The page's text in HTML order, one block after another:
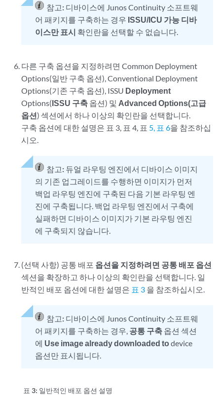
참고: 디바이스에 Junos Continuity 소프트웨
어 패키지를 구축하는 경우 ISSU/ICU 가능 디바
이스만 표시 확인란을 선택할 수 없습니다.
다른 구축 옵션을 지정하려면 Common Deployment
Options(일반 구축 옵션), Conventional Deployment
Options(기존 구축 옵션), ISSU Deployment
Options(ISSU 구축 옵션) 및 Advanced Options(고급
옵션) 섹션에서 하나 이상의 확인란을 선택합니다.
구축 옵션에 대한 설명은 표 3, 표 4, 표 5, 표 6을 참조하십
시오.
참고: 듀얼 라우팅 엔진에서 디바이스 이미지
의 기존 업그레이드를 수행하면 이미지가 먼저
백업 라우팅 엔진에 구축된 다음 기본 라우팅 엔
진에 구축됩니다. 백업 라우팅 엔진에서 구축에
실패하면 디바이스 이미지가 기본 라우팅 엔진
에 구축되지 않습니다.
(선택 사항) 공통 배포 옵션을 지정하려면 공통 배포 옵션
섹션을 확장하고 하나 이상의 확인란을 선택합니다. 일
반적인 배포 옵션에 대한 설명은 표 3 을 참조하십시오.
참고: 디바이스에 Junos Continuity 소프트웨
어 패키지를 구축하는 경우, 공통 구축 옵션 섹션
에 Use image already downloaded to device
옵션만 표시됩니다.
표 3: 일반적인 배포 옵션 설명